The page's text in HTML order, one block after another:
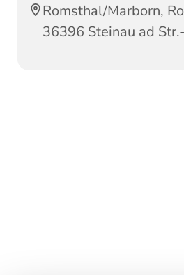
Romsthal/Marborn,
36396 Steinau ad